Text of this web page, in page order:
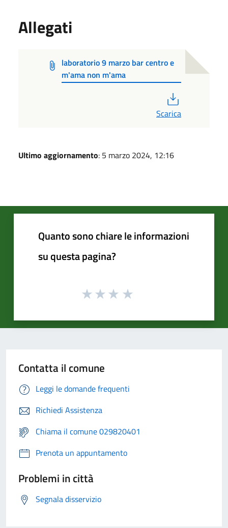
Allegati
laboratorio 9 marzo bar centro e
m'ama non m'ama
Scarica
Ultimo aggiornamento: 5 marzo 2024, 12:16
Quanto sono chiare le informazioni
su questa pagina?
Contatta il comune
Leggi le domande frequenti
Richiedi Assistenza
Chiama il comune 029820401
Prenota un appuntamento
Problemi in città
Segnala disservizio